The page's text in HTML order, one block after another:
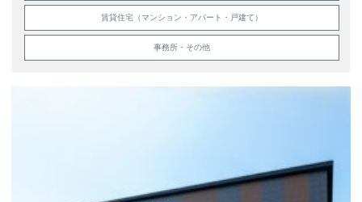
賃貸住宅（マンション・アパート・戸建て）
事務所・その他